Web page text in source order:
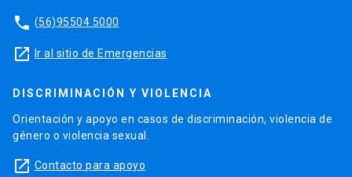
phone (56)95504 5000
launch Ir al sitio de Emergencias
DISCRIMINACIÓN Y VIOLENCIA
Orientación y apoyo en casos de discriminación, violencia de
género o violencia sexual.
launch Contacto para apoyo